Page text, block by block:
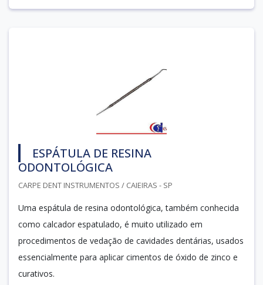
ESPÁTULA DE RESINA
ODONTOLÓGICA
CARPE DENT INSTRUMENTOS / CAIEIRAS - SP
Uma espátula de resina odontológica, também conhecida
como calcador espatulado, é muito utilizado em
procedimentos de vedação de cavidades dentárias, usados
essencialmente para aplicar cimentos de óxido de zinco e
curativos.